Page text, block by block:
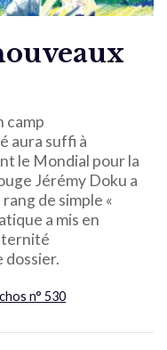
camp
aura suffi à
le Mondial pour la
Jérémy Doku a
de simple «
a mis en
dossier.
n° 530